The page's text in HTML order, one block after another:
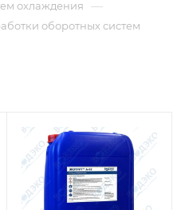
охлаждения —
оборотных систем